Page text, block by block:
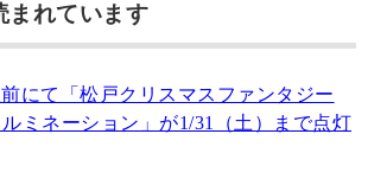
まれています
にて「松戸クリスマスファンタジー
ルミネーション」が1/31（土）まで点灯